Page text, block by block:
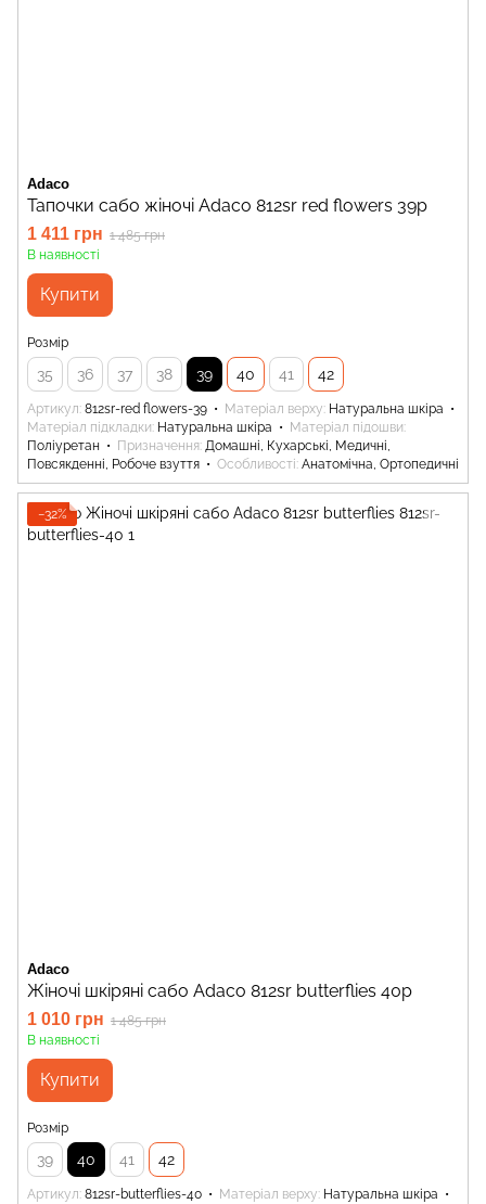
Adaco
Тапочки сабо жіночі Adaco 812sr red flowers 39р
1 411 грн 1 485 грн
В наявності
Купити
Розмір
35 36 37 38 39 40 41 42
Артикул 812sr-red flowers-39 Матеріал верху Натуральна шкіра
Матеріал підкладки Натуральна шкіра
Матеріал підошви
Поліуретан
Призначення Домашні, Кухарські, Медичні,
Повсякденні, Робоче взуття
Особливості Анатомічна, Ортопедичні
−32%
Adaco
Жіночі шкіряні сабо Adaco 812sr butterflies 40р
1 010 грн 1 485 грн
В наявності
Купити
Розмір
39 40 41 42
Артикул 812sr-butterflies-40 Матеріал верху Натуральна шкіра